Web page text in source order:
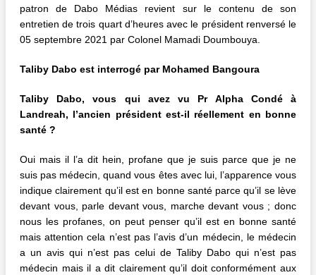
patron de Dabo Médias revient sur le contenu de son
entretien de trois quart d’heures avec le président renversé le
05 septembre 2021 par Colonel Mamadi Doumbouya.
Taliby Dabo est interrogé par Mohamed Bangoura
Taliby Dabo, vous qui avez vu Pr Alpha Condé à
Landreah, l’ancien président est-il réellement en bonne
santé ?
Oui mais il l’a dit hein, profane que je suis parce que je ne
suis pas médecin, quand vous êtes avec lui, l’apparence vous
indique clairement qu’il est en bonne santé parce qu’il se lève
devant vous, parle devant vous, marche devant vous ; donc
nous les profanes, on peut penser qu’il est en bonne santé
mais attention cela n’est pas l’avis d’un médecin, le médecin
a un avis qui n’est pas celui de Taliby Dabo qui n’est pas
médecin mais il a dit clairement qu’il doit conformément aux